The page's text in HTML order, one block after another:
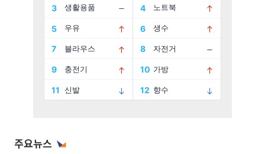
주요뉴스